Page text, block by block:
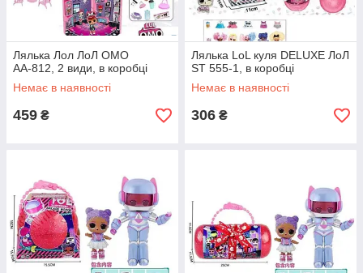
Лялька Лол ЛоЛ OMO
АА-812, 2 види, в коробці
Немає в наявності
459 ₴
Лялька LoL куля DELUXE ЛоЛ
ST 555-1, в коробці
Немає в наявності
306 ₴